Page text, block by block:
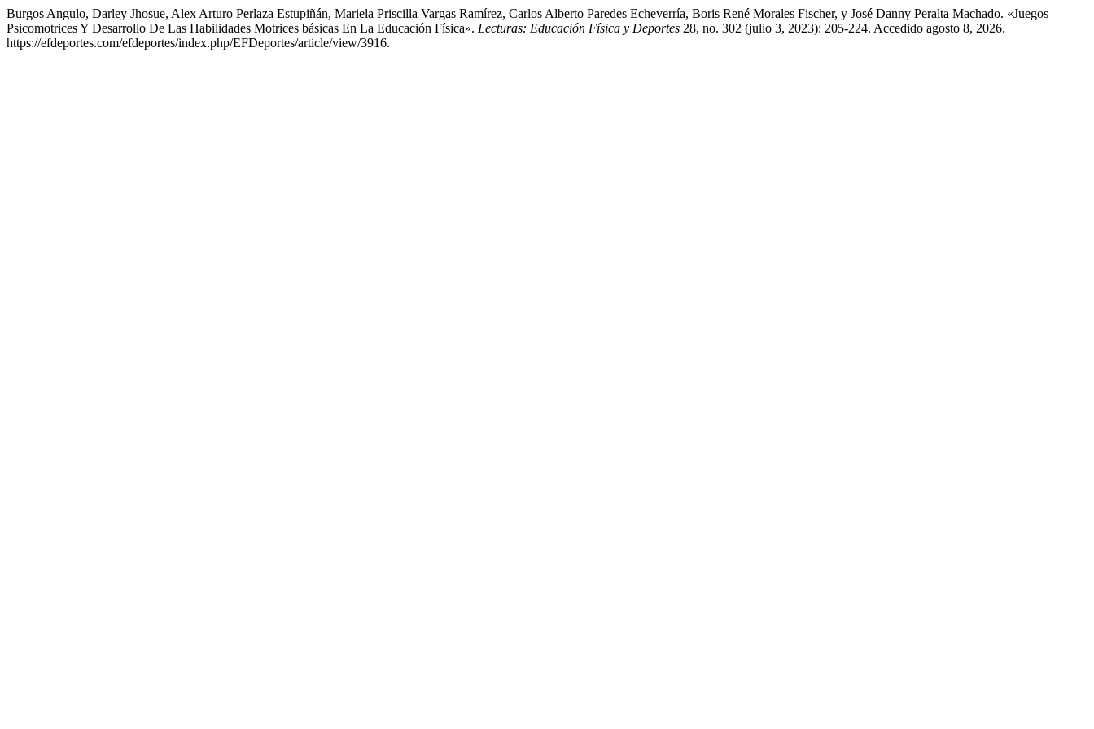
Burgos Angulo, Darley Jhosue, Alex Arturo Perlaza Estupiñán, Mariela Priscilla Vargas Ramírez, Carlos Alberto Paredes Echeverría, Boris René Morales Fischer, y José Danny Peralta Machado. «Juegos
Psicomotrices Y Desarrollo De Las Habilidades Motrices básicas En La Educación Física». Lecturas: Educación Física y Deportes 28, no. 302 (julio 3, 2023): 205-224. Accedido agosto 8, 2026.
https://efdeportes.com/efdeportes/index.php/EFDeportes/article/view/3916.